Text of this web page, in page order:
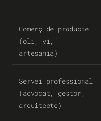
Comerç de producte
(oli, vi,
artesania)
Servei professional
(advocat, gestor,
arquitecte)